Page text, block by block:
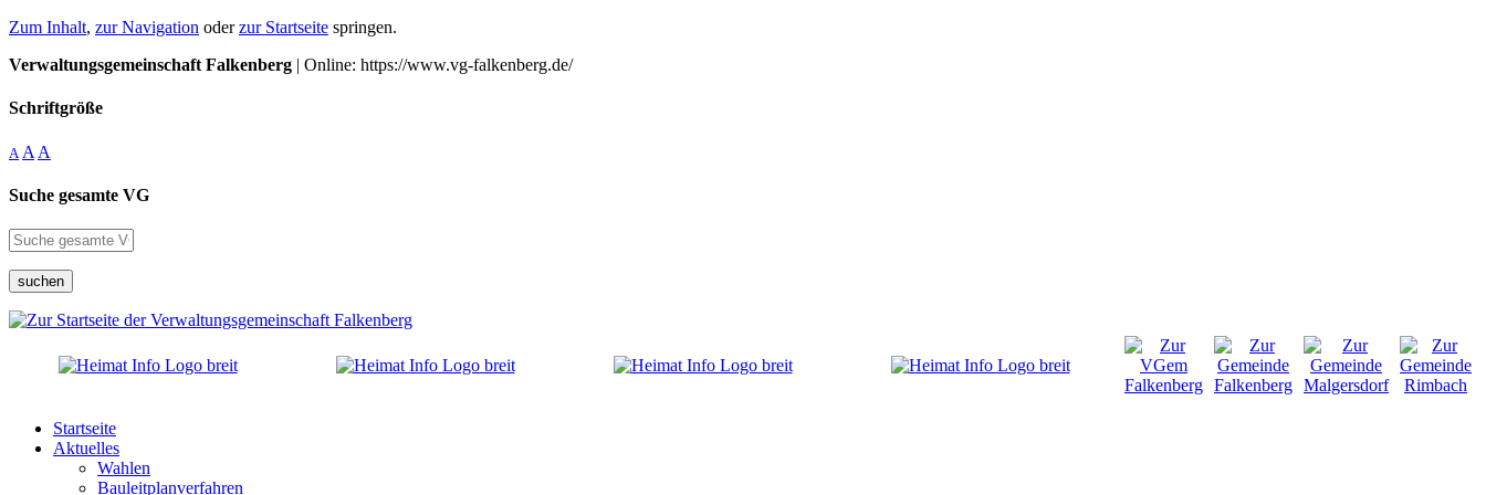
Zum Inhalt, zur Navigation oderzur Startseite springen.
Verwaltungsgemeinschaft Falkenberg | Online: https://www.vg-falkenberg.de/
Schriftgröße
A A A
Suche gesamte VG
suchen
Startseite
Aktuelles
Wahlen
Bauleitplanverfahren